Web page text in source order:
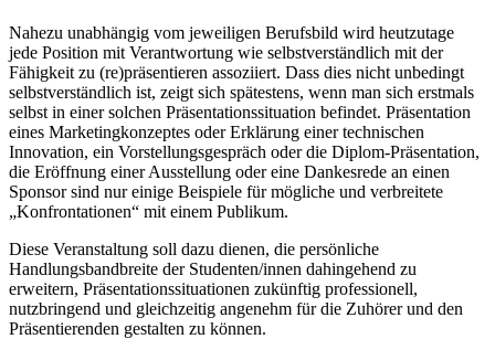
Nahezu unabhängig vom jeweiligen Berufsbild wird heutzutage
jede Position mit Verantwortung wie selbstverständlich mit der
Fähigkeit zu (re)präsentieren assoziiert. Dass dies nicht unbedingt
selbstverständlich ist, zeigt sich spätestens, wenn man sich erstmals
selbst in einer solchen Präsentationssituation befindet. Präsentation
eines Marketingkonzeptes oder Erklärung einer technischen
Innovation, ein Vorstellungsgespräch oder die Diplom-Präsentation,
die Eröffnung einer Ausstellung oder eine Dankesrede an einen
Sponsor sind nur einige Beispiele für mögliche und verbreitete
„Konfrontationen“ mit einem Publikum.
Diese Veranstaltung soll dazu dienen, die persönliche
Handlungsbandbreite der Studenten/innen dahingehend zu
erweitern, Präsentationssituationen zukünftig professionell,
nutzbringend und gleichzeitig angenehm für die Zuhörer und den
Präsentierenden gestalten zu können.